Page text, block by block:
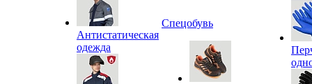
Антистатическая
одежда
Спецобувь